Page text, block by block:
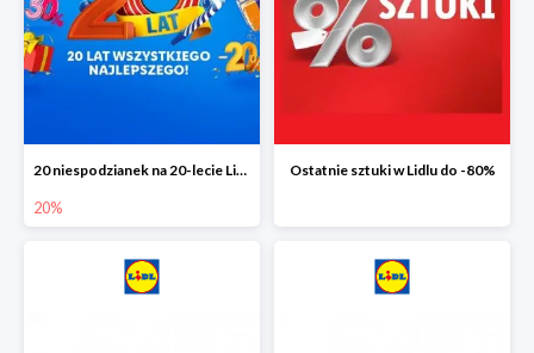
20 niespodzianek na 20-lecie Lidla do -20%
20%
Ostatnie sztuki w Lidlu do -80%